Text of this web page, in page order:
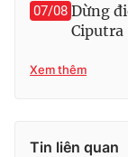
Liên hệ tòa
07/08 Dừng
Ciputra
Xem thêm
Tin liên quan